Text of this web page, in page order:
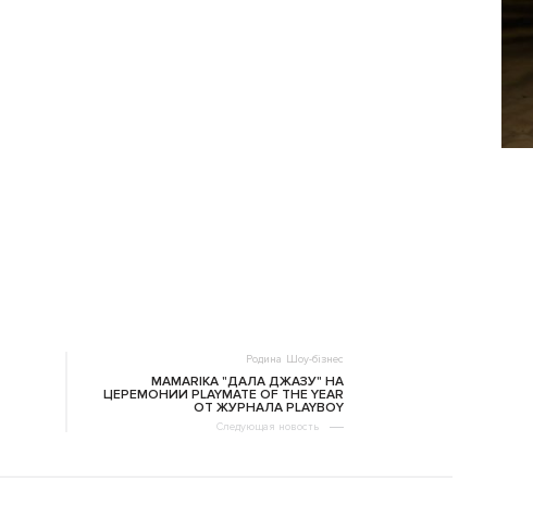
Родина Шоу-бізнес
MAMARIKA "ДАЛА ДЖАЗУ" НА
ЦЕРЕМОНИИ PLAYMATE OF THE YEAR
ОТ ЖУРНАЛА PLAYBOY
Следующая новость